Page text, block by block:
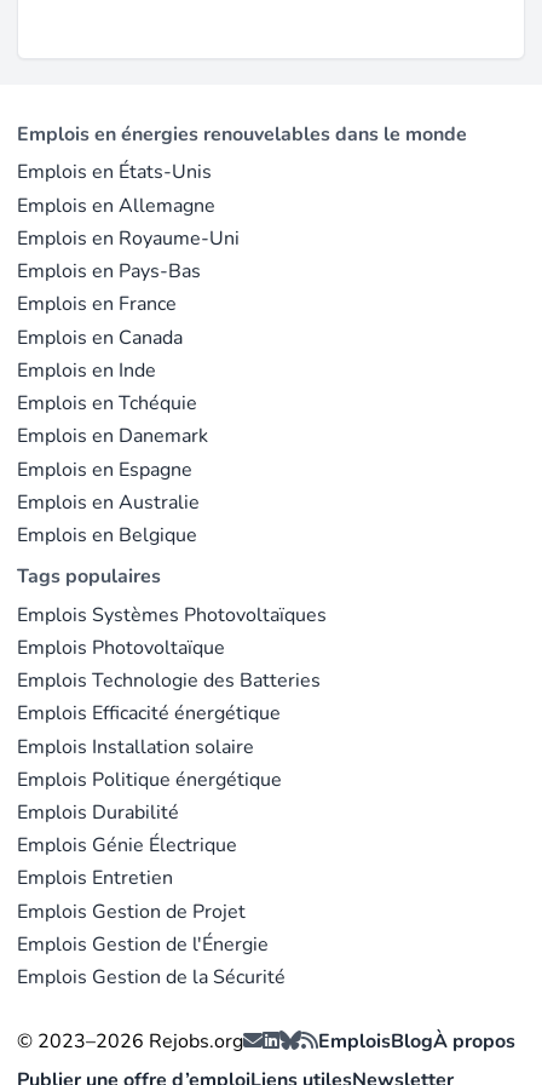
mise en service optimisent les performances après
maintenance préventive et les dépannages. Les
technico-commerciaux évaluent les biens immobiliers
et conseillent sur le dimensionnement - un rôle qui
allie expertise technique et relation client.
En France, les intitulés de poste courants incluent
technicien CVC, installateur thermicien, frigoriste,
ingénieur thermique et commercial PAC.
Qui recrute
Les plus grands employeurs couvrent installateurs,
énergéticiens et industriels.
consolidateur allemand d'entreprises d'installation
nombre d'offres PAC sur Rejobs.
développe une division installation parallèlement à
son activité de fournisseur d'énergie. Vattenfall, GP
Joule et Enpal figurent parmi les autres grands
recruteurs européens.
La plupart des offres sur Rejobs se concentrent en
Allemagne - Berlin, Hambourg, Munich, Stuttgart -
reflet de la position dominante du marché allemand.
En France, le recrutement s'intensifie autour des
grandes métropoles et des zones de rénovation
thermique.
La pénurie de compétences
Le manque de main-d'œuvre qualifiée constitue le défi
Emplois en énergies renouvelables dans le monde
Emplois en États-Unis
Emplois en Allemagne
Emplois en Royaume-Uni
Emplois en Pays-Bas
Emplois en France
Emplois en Canada
Emplois en Inde
Emplois en Tchéquie
Emplois en Danemark
Emplois en Espagne
Emplois en Australie
Emplois en Belgique
Tags populaires
Emplois Systèmes Photovoltaïques
Emplois Photovoltaïque
Emplois Technologie des Batteries
Emplois Efficacité énergétique
Emplois Installation solaire
Emplois Politique énergétique
Emplois Durabilité
Emplois Génie Électrique
Emplois Entretien
Emplois Gestion de Projet
Emplois Gestion de l'Énergie
Emplois Gestion de la Sécurité
© 2023–2026 Rejobs.org EmploisBlogÀ propos